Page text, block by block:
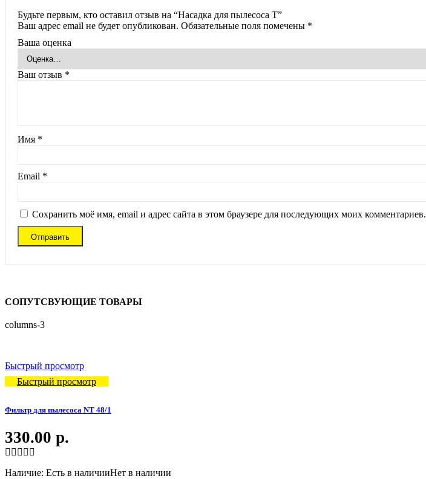
Будьте первым, кто оставил отзыв на “Насадка для пылесоса Т”
Ваш адрес email не будет опубликован. Обязательные поля помечены *
Ваша оценка
Ваш отзыв *
Имя *
Email *
Сохранить моё имя, email и адрес сайта в этом браузере для последующих моих комментариев.
СОПУТСВУЮЩИЕ ТОВАРЫ
columns-3
Быстрый просмотр
Быстрый просмотр
Фильтр для пылесоса NT 48/1
330.00 р.
Наличие: Есть в наличииНет в наличии